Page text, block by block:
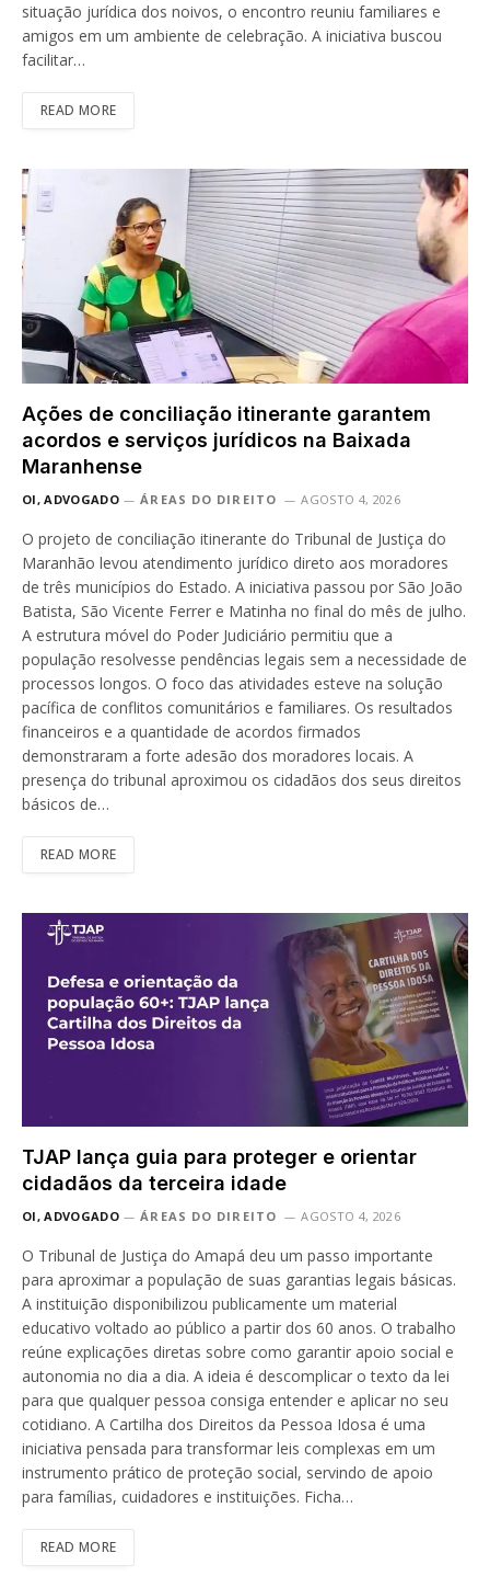
situação jurídica dos noivos, o encontro reuniu familiares e
amigos em um ambiente de celebração. A iniciativa buscou
facilitar…
READ MORE
Ações de conciliação itinerante garantem
acordos e serviços jurídicos na Baixada
Maranhense
OI, ADVOGADO ÁREAS DO DIREITO AGOSTO 4, 2026
O projeto de conciliação itinerante do Tribunal de Justiça do
Maranhão levou atendimento jurídico direto aos moradores
de três municípios do Estado. A iniciativa passou por São João
Batista, São Vicente Ferrer e Matinha no final do mês de julho.
A estrutura móvel do Poder Judiciário permitiu que a
população resolvesse pendências legais sem a necessidade de
processos longos. O foco das atividades esteve na solução
pacífica de conflitos comunitários e familiares. Os resultados
financeiros e a quantidade de acordos firmados
demonstraram a forte adesão dos moradores locais. A
presença do tribunal aproximou os cidadãos dos seus direitos
básicos de…
READ MORE
TJAP lança guia para proteger e orientar
cidadãos da terceira idade
OI, ADVOGADO ÁREAS DO DIREITO AGOSTO 4, 2026
O Tribunal de Justiça do Amapá deu um passo importante
para aproximar a população de suas garantias legais básicas.
A instituição disponibilizou publicamente um material
educativo voltado ao público a partir dos 60 anos. O trabalho
reúne explicações diretas sobre como garantir apoio social e
autonomia no dia a dia. A ideia é descomplicar o texto da lei
para que qualquer pessoa consiga entender e aplicar no seu
cotidiano. A Cartilha dos Direitos da Pessoa Idosa é uma
iniciativa pensada para transformar leis complexas em um
instrumento prático de proteção social, servindo de apoio
para famílias, cuidadores e instituições. Ficha…
READ MORE